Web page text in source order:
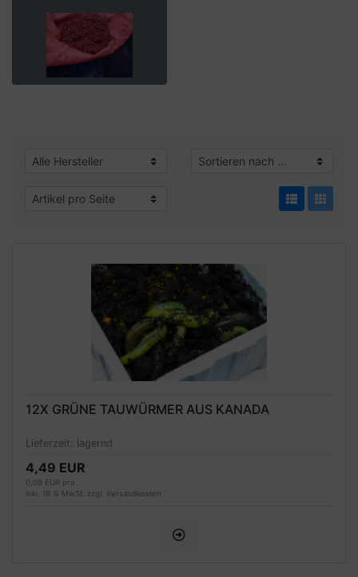
12X GRÜNE TAUWÜRMER AUS KANADA
Lieferzeit: lagernd
4,49 EUR
0,09 EUR pro
inkl. 19 % MwSt. zzgl. Versandkosten